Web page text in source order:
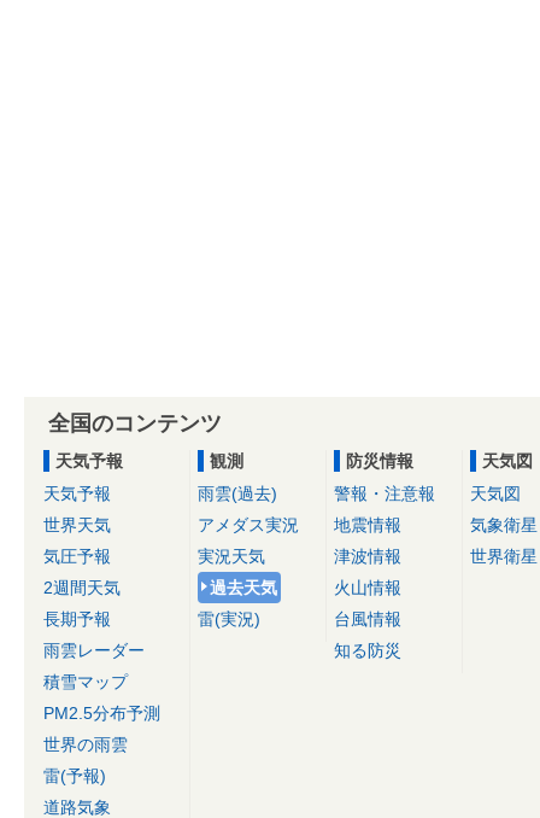
全国のコンテンツ
天気予報
天気予報
世界天気
気圧予報
2週間天気
長期予報
雨雲レーダー
積雪マップ
PM2.5分布予測
世界の雨雲
雷(予報)
道路気象
観測
雨雲(過去)
アメダス実況
実況天気
過去天気
雷(実況)
防災情報
警報・注意報
地震情報
津波情報
火山情報
台風情報
知る防災
天気図
天気図
気象衛星
世界衛星